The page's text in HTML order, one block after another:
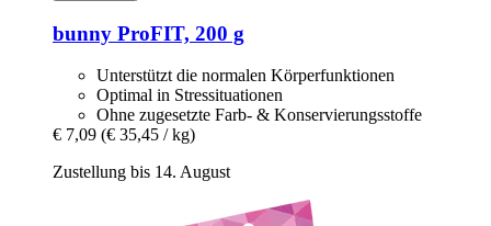
bunny ProFIT, 200 g
Unterstützt die normalen Körperfunktionen
Optimal in Stressituationen
Ohne zugesetzte Farb- & Konservierungsstoffe
€ 7,09 (€ 35,45 / kg)
Zustellung bis 14. August